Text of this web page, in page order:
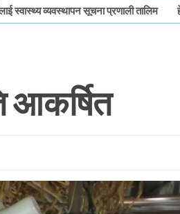
व्यवस्थापन सूचना प्रणाली तालिम
आकर्षित